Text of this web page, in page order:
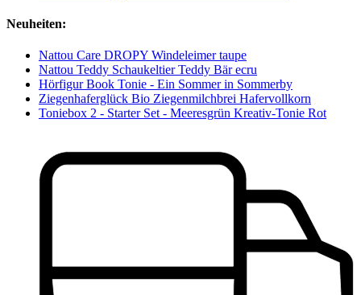
Neuheiten:
Nattou Care DROPY Windeleimer taupe
Nattou Teddy Schaukeltier Teddy Bär ecru
Hörfigur Book Tonie - Ein Sommer in Sommerby
Ziegenhaferglück Bio Ziegenmilchbrei Hafervollkorn
Toniebox 2 - Starter Set - Meeresgrün Kreativ-Tonie Rot